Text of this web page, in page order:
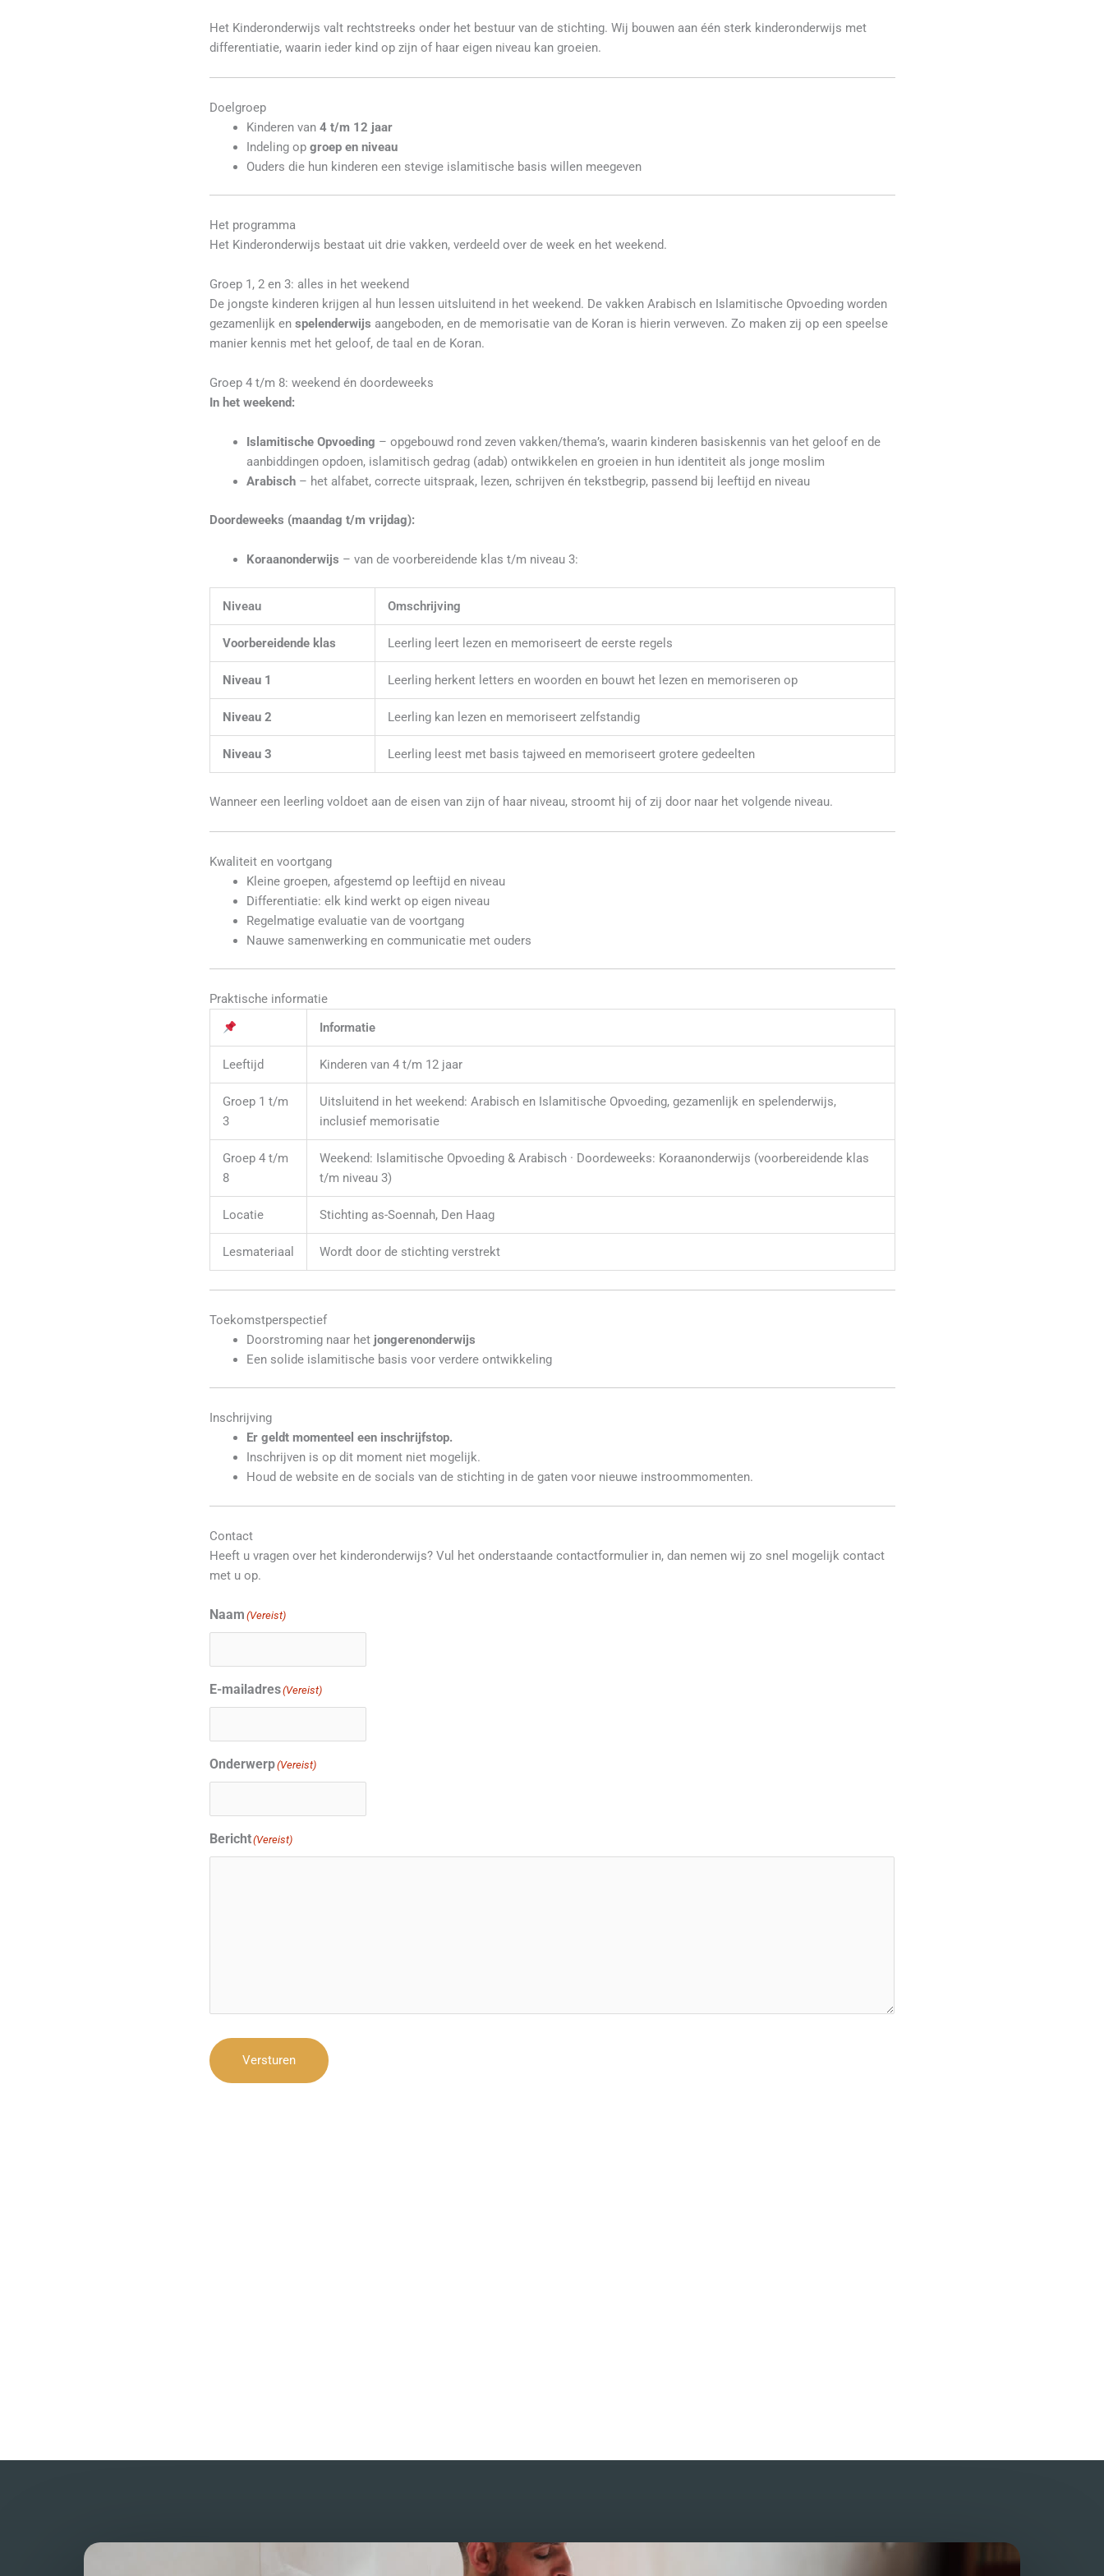
Het Kinderonderwijs valt rechtstreeks onder het bestuur van de stichting. Wij bouwen aan één sterk kinderonderwijs met
differentiatie, waarin ieder kind op zijn of haar eigen niveau kan groeien.
Doelgroep
Kinderen van 4 t/m 12 jaar
Indeling op groep en niveau
Ouders die hun kinderen een stevige islamitische basis willen meegeven
Het programma
Het Kinderonderwijs bestaat uit drie vakken, verdeeld over de week en het weekend.
Groep 1, 2 en 3: alles in het weekend
De jongste kinderen krijgen al hun lessen uitsluitend in het weekend. De vakken Arabisch en Islamitische Opvoeding worden
gezamenlijk en spelenderwijs aangeboden, en de memorisatie van de Koran is hierin verweven. Zo maken zij op een speelse
manier kennis met het geloof, de taal en de Koran.
Groep 4 t/m 8: weekend én doordeweeks
In het weekend:
Islamitische Opvoeding – opgebouwd rond zeven vakken/thema’s, waarin kinderen basiskennis van het geloof en de
aanbiddingen opdoen, islamitisch gedrag (adab) ontwikkelen en groeien in hun identiteit als jonge moslim
Arabisch– het alfabet, correcte uitspraak, lezen, schrijven én tekstbegrip, passend bij leeftijd en niveau
Doordeweeks (maandag t/m vrijdag):
Koraanonderwijs – van de voorbereidende klas t/m niveau 3:
Niveau Omschrijving
Voorbereidende klas Leerling leert lezen en memoriseert de eerste regels
Niveau 1 Leerling herkent letters en woorden en bouwt het lezen en memoriseren op
Niveau 2 Leerling kan lezen en memoriseert zelfstandig
Niveau 3 Leerling leest met basis tajweed en memoriseert grotere gedeelten
Wanneer een leerling voldoet aan de eisen van zijn of haar niveau, stroomt hij of zij door naar het volgende niveau.
Kwaliteit en voortgang
Kleine groepen, afgestemd op leeftijd en niveau
Differentiatie: elk kind werkt op eigen niveau
Regelmatige evaluatie van de voortgang
Nauwe samenwerking en communicatie met ouders
Praktische informatie
Informatie
Leeftijd Kinderen van 4 t/m 12 jaar
Groep 1 t/m
3
Uitsluitend in het weekend: Arabisch en Islamitische Opvoeding, gezamenlijk en spelenderwijs,
inclusief memorisatie
Groep 4 t/m
8
Weekend: Islamitische Opvoeding & Arabisch · Doordeweeks: Koraanonderwijs (voorbereidende klas
t/m niveau 3)
Locatie Stichting as-Soennah, Den Haag
Lesmateriaal Wordt door de stichting verstrekt
Toekomstperspectief
Doorstroming naar het jongerenonderwijs
Een solide islamitische basis voor verdere ontwikkeling
Inschrijving
Er geldt momenteel een inschrijfstop.
Inschrijven is op dit moment niet mogelijk.
Houd de website en de socials van de stichting in de gaten voor nieuwe instroommomenten.
Contact
Heeft u vragen over het kinderonderwijs? Vul het onderstaande contactformulier in, dan nemen wij zo snel mogelijk contact
met u op.
Naam (Vereist)
E-mailadres(Vereist)
Onderwerp(Vereist)
Bericht(Vereist)
Versturen